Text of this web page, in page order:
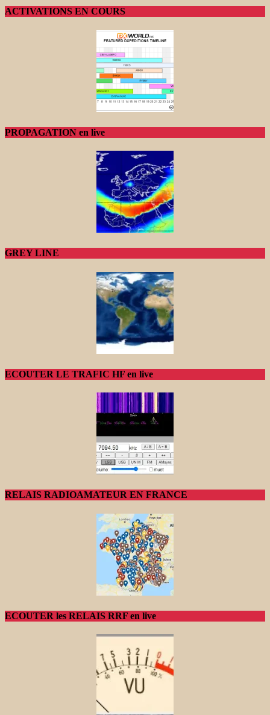
ACTIVATIONS EN COURS
PROPAGATION en live
GREY LINE
ECOUTER LE TRAFIC HF en live
RELAIS RADIOAMATEUR EN FRANCE
ECOUTER les RELAIS RRF en live